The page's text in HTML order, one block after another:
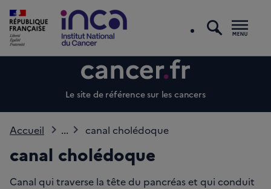
Le site de référence sur les cancers
Accueil ... canal cholédoque
canal cholédoque
Canal qui traverse la tête du pancréas et qui conduit